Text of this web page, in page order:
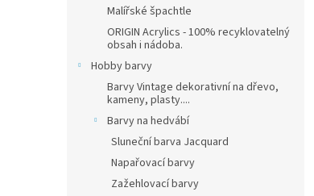
Malířské špachtle
ORIGIN Acrylics - 100% recyklovatelný
obsah i nádoba.
Hobby barvy
Barvy Vintage dekorativní na dřevo,
kameny, plasty....
Barvy na hedvábí
Sluneční barva Jacquard
Napařovací barvy
Zažehlovací barvy